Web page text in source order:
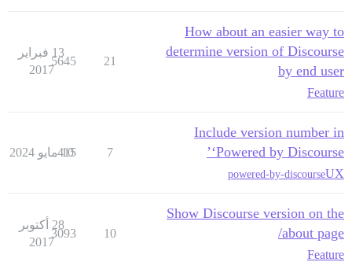
How about an easier way to
determine version of Discourse
by end user
Feature
21
5645
13 فبراير
2017
Include version number in
‘Powered by Discourse’
UX
powered-by-discourse
7
415
10 مايو 2024
Show Discourse version on the
/about page
Feature
10
3093
28 أكتوبر
2017